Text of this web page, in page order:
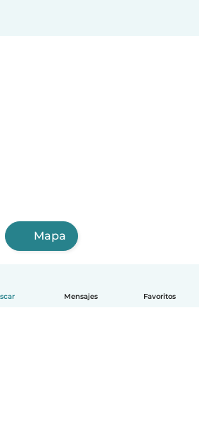
Mensajes Favoritos
Mapa